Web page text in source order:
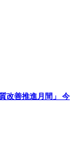
改善推進月間」 今